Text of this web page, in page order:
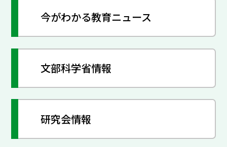
今がわかる教育ニュース
文部科学省情報
研究会情報